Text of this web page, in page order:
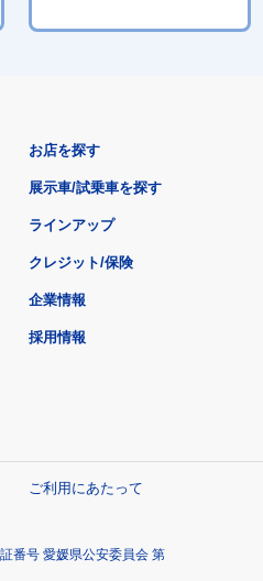
お店を探す
展示車/試乗車を探す
ラインアップ
クレジット/保険
企業情報
採用情報
ご利用にあたって
番号 愛媛県公安委員会 第